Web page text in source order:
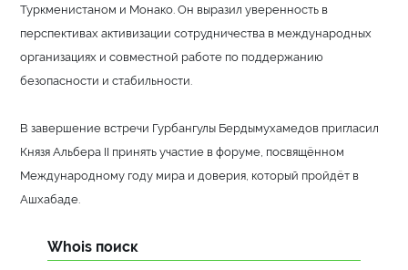
Туркменистаном и Монако. Он выразил уверенность в
перспективах активизации сотрудничества в международных
организациях и совместной работе по поддержанию
безопасности и стабильности.
В завершение встречи Гурбангулы Бердымухамедов пригласил
Князя Альбера II принять участие в форуме, посвящённом
Международному году мира и доверия, который пройдёт в
Ашхабаде.
Whois поиск